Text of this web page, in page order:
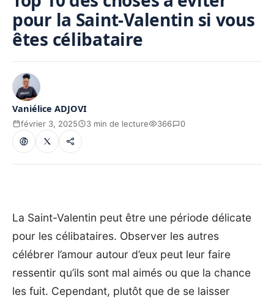
pour la Saint-Valentin si vous
êtes célibataire
Vaniélice ADJOVI
février 3, 2025 3 min de lecture 366 0
La Saint-Valentin peut être une période délicate
pour les célibataires. Observer les autres
célébrer l’amour autour d’eux peut leur faire
ressentir qu’ils sont mal aimés ou que la chance
les fuit. Cependant, plutôt que de se laisser